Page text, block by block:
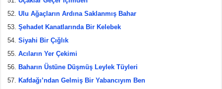
Ulu Ağaçların Ardına Saklanmış Bahar
Şehadet Kanatlarında Bir Kelebek
Siyahi Bir Çığlık
Acıların Yer Çekimi
Baharın Üstüne Düşmüş Leylek Tüyleri
Kafdağı’ndan Gelmiş Bir Yabancıyım Ben